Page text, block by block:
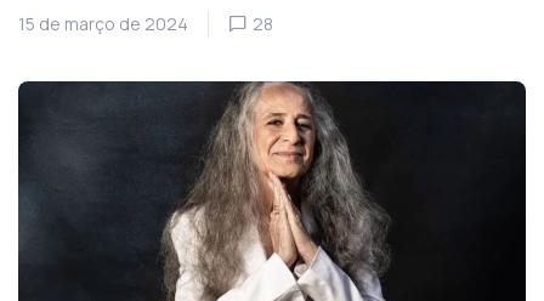
15 de março de 2024 28